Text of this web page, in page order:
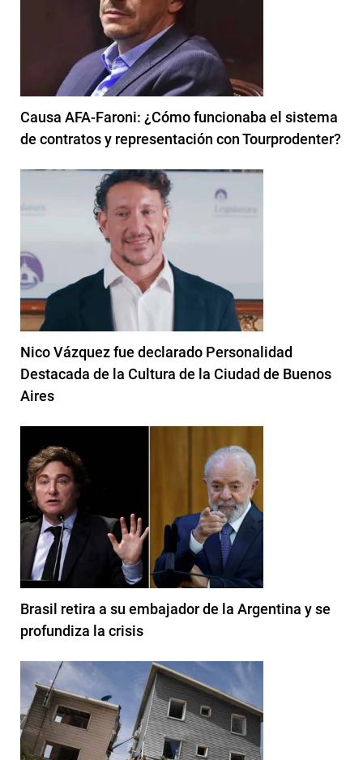
Causa AFA-Faroni: ¿Cómo funcionaba el sistema
de contratos y representación con Tourprodenter?
Nico Vázquez fue declarado Personalidad
Destacada de la Cultura de la Ciudad de Buenos
Aires
Brasil retira a su embajador de la Argentina y se
profundiza la crisis